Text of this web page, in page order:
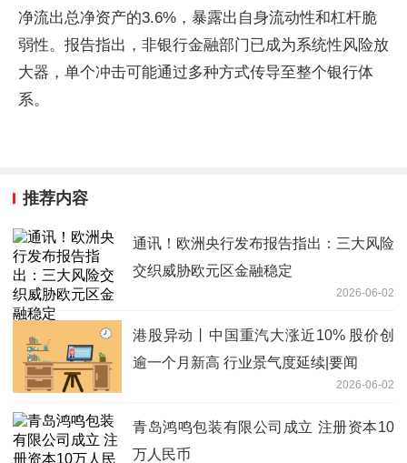
净流出总净资产的3.6%，暴露出自身流动性和杠杆脆
弱性。报告指出，非银行金融部门已成为系统性风险放
大器，单个冲击可能通过多种方式传导至整个银行体
系。
推荐内容
通讯！欧洲央行发布报告指出：三大风险
交织威胁欧元区金融稳定
2026-06-02
港股异动丨中国重汽大涨近10% 股价创
逾一个月新高 行业景气度延续|要闻
2026-06-02
青岛鸿鸣包装有限公司成立 注册资本10
万人民币